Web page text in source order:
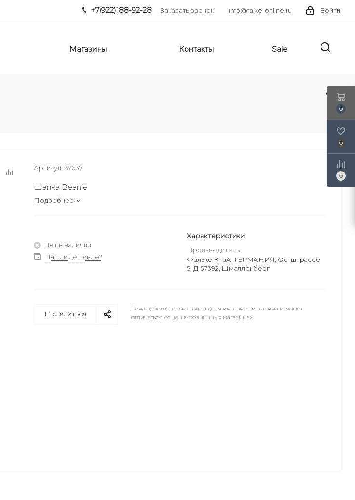
Войти
info@falke-online.ru
+7(922)188-92-28 Заказать звонок
Магазины Контакты Sale
Артикул: 37637
Шапка Beanie
Подробнее
Нет в наличии
Нашли дешевле?
Характеристики
Производитель
Фальке КГаА, ГЕРМАНИЯ, Остштрассе
5, Д-57392, Шмалленберг
Поделиться
Цена действительна только для интернет-магазина и может
отличаться от цен в розничных магазинах
0
0
0